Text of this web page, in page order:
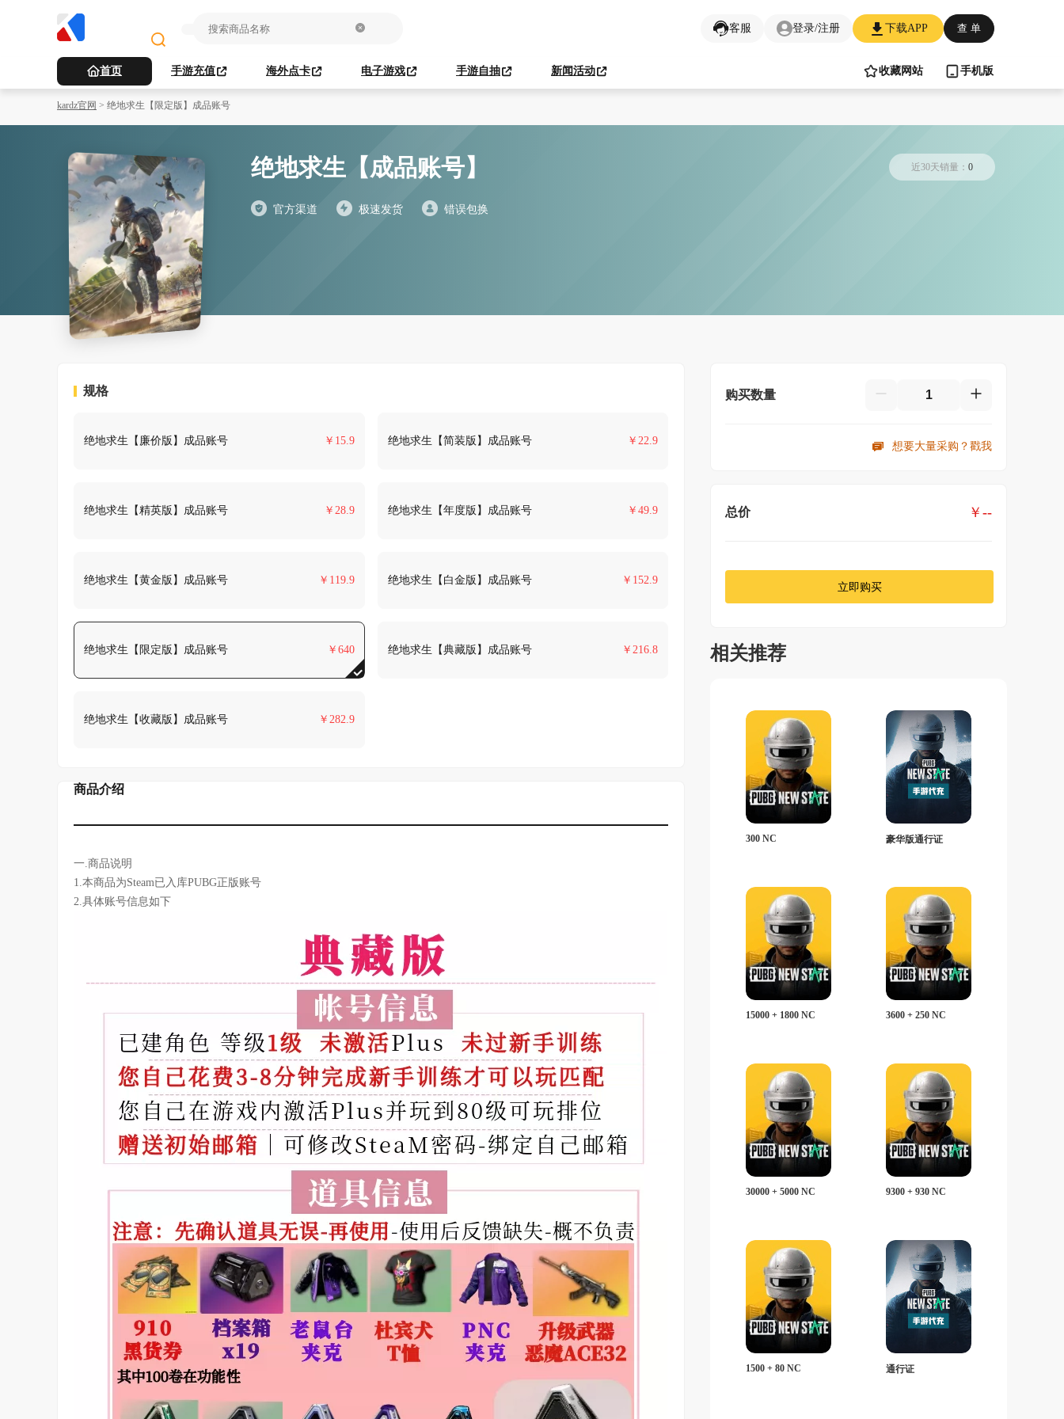
客服 登录/注册 下载APP 查 单
首页 手游充值 海外点卡 电子游戏 手游自抽 新闻活动 收藏网站 手机版
kardz官网 > 绝地求生【限定版】成品账号
绝地求生【成品账号】
官方渠道 极速发货 错误包换
近30天销量： 0
规格
绝地求生【廉价版】成品账号 ￥ 15.9 绝地求生【简装版】成品账号 ￥ 22.9
绝地求生【精英版】成品账号 ￥ 28.9 绝地求生【年度版】成品账号 ￥ 49.9
绝地求生【黄金版】成品账号 ￥ 119.9 绝地求生【白金版】成品账号 ￥ 152.9
绝地求生【限定版】成品账号 ￥ 640 绝地求生【典藏版】成品账号 ￥ 216.8
绝地求生【收藏版】成品账号 ￥ 282.9
商品介绍
一.商品说明
1.本商品为Steam已入库PUBG正版账号
2.具体账号信息如下
购买数量
想要大量采购？戳我
总价 ￥ --
立即购买
相关推荐
300 NC 豪华版通行证
15000 + 1800 NC 3600 + 250 NC
30000 + 5000 NC 9300 + 930 NC
1500 + 80 NC 通行证